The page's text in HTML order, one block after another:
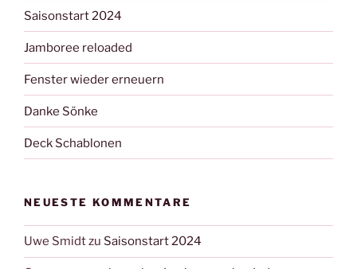
Saisonstart 2024
Jamboree reloaded
Fenster wieder erneuern
Danke Sönke
Deck Schablonen
NEUESTE KOMMENTARE
Uwe Smidtzu Saisonstart 2024